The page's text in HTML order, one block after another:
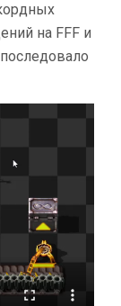
на FFF и